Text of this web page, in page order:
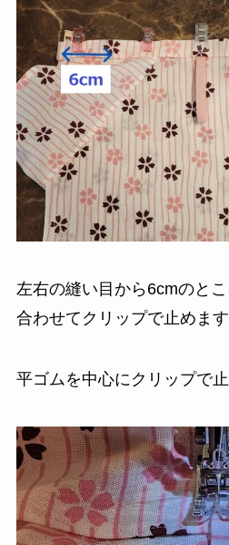
左右の縫い目から6cmのと
合わせてクリップで止めます
平ゴムを中心にクリップで止